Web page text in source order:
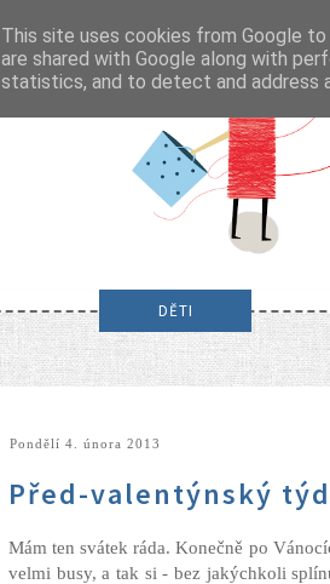
DĚTI
pondělí 4. února 2013
Před-valentýnský
Mám ten svátek ráda. Konečně po
velmi busy, a tak si - bez jakýchkoli
This site uses cookies from Google
are shared with Google along with
statistics, and to detect and address